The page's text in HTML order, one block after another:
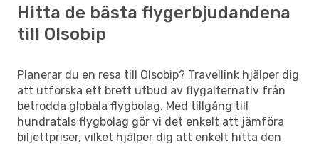
Hitta de bästa flygerbjudandena
till Olsobip
Planerar du en resa till Olsobip? Travellink hjälper dig
att utforska ett brett utbud av flygalternativ från
betrodda globala flygbolag. Med tillgång till
hundratals flygbolag gör vi det enkelt att jämföra
biljettpriser, vilket hjälper dig att enkelt hitta den